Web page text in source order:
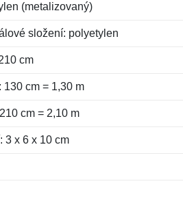
(metalizovaný)
složení: polyetylen
cm
130 cm = 1,30 m
cm = 2,10 m
3 x 6 x 10 cm